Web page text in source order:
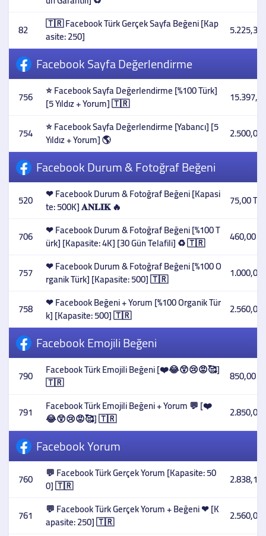
82 🇹🇷 Facebook Türk Gerçek Sayfa Beğeni [Kap
asite: 250] 5.225,33
Facebook Sayfa Değerlendirme
756 ⭐ Facebook Sayfa Değerlendirme [%100 Türk]
[5 Yıldız + Yorum] 🇹🇷
754 ⭐ Facebook Sayfa Değerlendirme [Yabancı] [5
Yıldız + Yorum] 🌎 2.500,00
Facebook Durum & Fotoğraf Beğeni
520 ❤ Facebook Durum & Fotoğraf Beğeni [Kapasi
te: 500K] 𝐀𝐍𝐋𝐈𝐊 🔥 75,00 TL
706 ❤ Facebook Durum & Fotoğraf Beğeni [%100 T
ürk] [Kapasite: 4K] [30 Gün Telafili] ♻️ 🇹🇷 460,00 TL
757 ❤ Facebook Durum & Fotoğraf Beğeni [%100 O
rganik Türk] [Kapasite: 500] 🇹🇷 1.000,00
758 ❤ Facebook Beğeni + Yorum [%100 Organik Tür
k] [Kapasite: 500] 🇹🇷 2.560,00
Facebook Emojili Beğeni
790 Facebook Türk Emojili Beğeni [❤️😂😲😢😡🥰]
🇹🇷 850,00 TL
791 Facebook Türk Emojili Beğeni + Yorum 💬 [❤️
😂😲😢😡🥰] 🇹🇷 2.850,00
Facebook Yorum
760 💬 Facebook Türk Gerçek Yorum [Kapasite: 50
0] 🇹🇷 2.838,10
761 💬 Facebook Türk Gerçek Yorum + Beğeni ❤ [K
apasite: 250] 🇹🇷 2.560,00